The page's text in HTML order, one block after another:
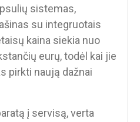
sistemas,
su integruotais
kaina siekia nuo
eurų, todėl kai jie
pirkti naują dažnai
į servisą, verta